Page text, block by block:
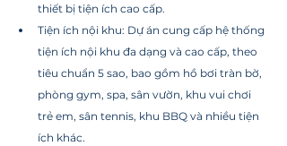
thiết bị tiện ích cao cấp.
Tiện ích nội khu: Dự án cung cấp hệ thống
tiện ích nội khu đa dạng và cao cấp, theo
tiêu chuẩn 5 sao, bao gồm hồ bơi tràn bờ,
phòng gym, spa, sân vườn, khu vui chơi
trẻ em, sân tennis, khu BBQ và nhiều tiện
ích khác.